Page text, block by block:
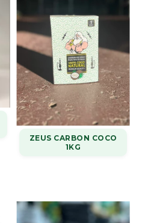
ZEUS CARBON COCO
1KG